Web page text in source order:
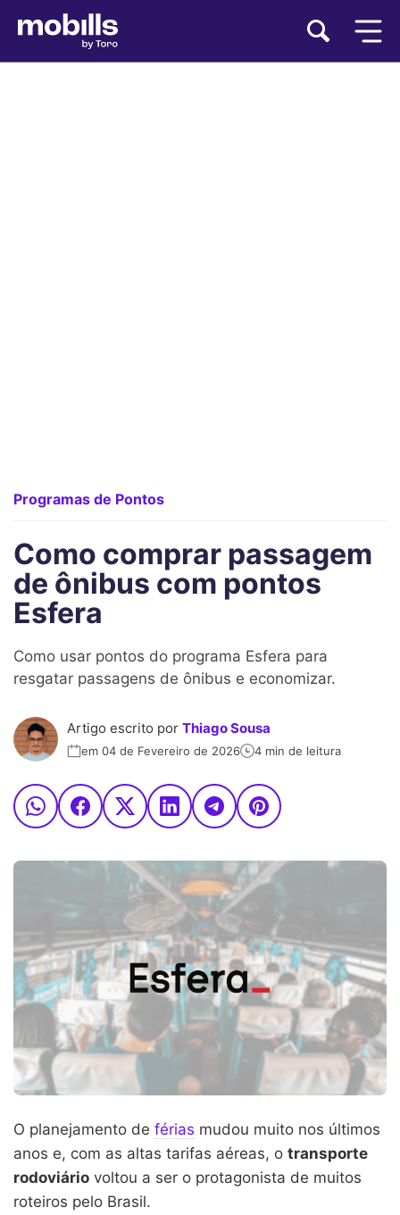
Programas de Pontos
Como comprar passagem
de ônibus com pontos
Esfera
Como usar pontos do programa Esfera para
resgatar passagens de ônibus e economizar.
Artigo escrito por Thiago Sousa
em 04 de Fevereiro de 2026 4 min de leitura
O planejamento de férias mudou muito nos últimos
anos e, com as altas tarifas aéreas, o transporte
rodoviário voltou a ser o protagonista de muitos
roteiros pelo Brasil.